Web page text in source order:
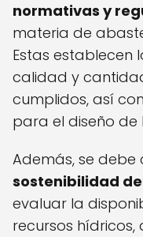
normativas y
materia de
Estas establecen
calidad y
cumplidos, así
para el diseño de
Además, se debe
sostenibilidad
evaluar la
recursos